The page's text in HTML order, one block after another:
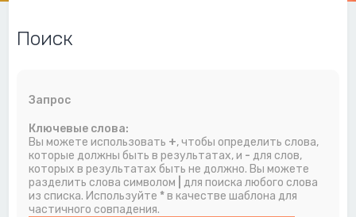
Поиск
Запрос
Ключевые слова:
Вы можете использовать +, чтобы определить слова,
которые должны быть в результатах, и - для слов,
которых в результатах быть не должно. Вы можете
разделить слова символом
для поиска любого слова
из списка. Используйте *в качестве шаблона для
частичного совпадения.